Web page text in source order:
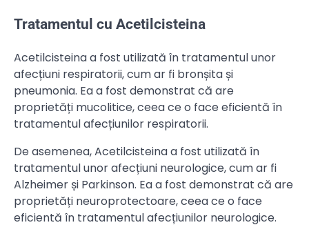
Tratamentul cu Acetilcisteina
Acetilcisteina a fost utilizată în tratamentul unor
afecțiuni respiratorii, cum ar fi bronșita și
pneumonia. Ea a fost demonstrat că are
proprietăți mucolitice, ceea ce o face eficientă în
tratamentul afecțiunilor respiratorii.
De asemenea, Acetilcisteina a fost utilizată în
tratamentul unor afecțiuni neurologice, cum ar fi
Alzheimer și Parkinson. Ea a fost demonstrat că are
proprietăți neuroprotectoare, ceea ce o face
eficientă în tratamentul afecțiunilor neurologice.